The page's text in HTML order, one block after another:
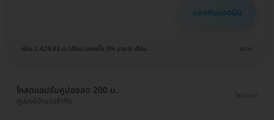
แชทกับแอดมิน
ผ่อน 2,424.83 บ./เดือน ดอกเบี้ย 0% นาน 6 เดือน ขยาย
โหลดแอปรับคูปองลด 200 บ.
คูปองมีจำนวนจำกัด
โหลดเลย